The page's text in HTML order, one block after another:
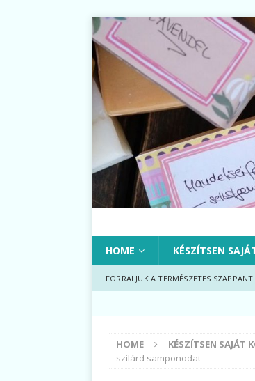
HOME KÉSZÍTSEN
FORRALJUK A TERMÉSZETES SZAPPANT
HOME KÉSZÍTSEN SAJÁT
szilárd samponodat